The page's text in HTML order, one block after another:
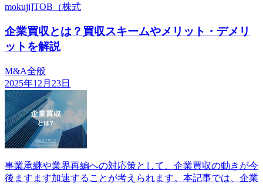
mokuji]TOB（株式
企業買収とは？買収スキームやメリット・デメリ
ットを解説
M&A全般
2025年12月23日
事業承継や業界再編への対応策として、企業買収の動きが今
後ますます加速することが考えられます。本記事では、企業